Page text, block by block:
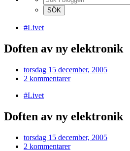
#Livet
Doften av ny elektronik
torsdag 15 december, 2005
2 kommentarer
#Livet
Doften av ny elektronik
torsdag 15 december, 2005
2 kommentarer